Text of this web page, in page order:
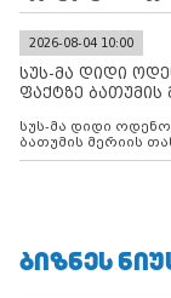
2026-08-04 10:00
სუს-მა დიდი
ფაქტზე ბათუმის
სუს-მა დიდი ოდენობით ქრთამის მოთხოვნისა და აღების ფაქტზე
ბათუმის მერიის
ᲑᲘᲖᲜᲔᲡ